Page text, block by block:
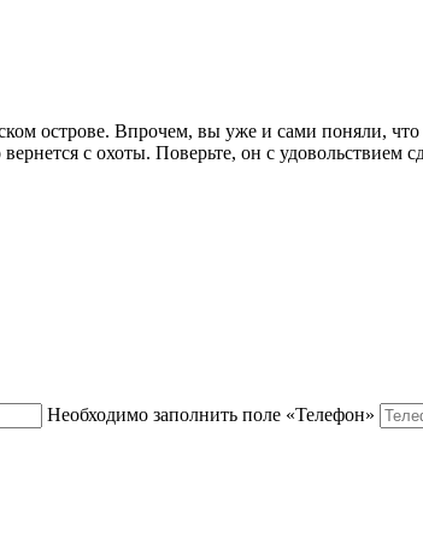
острове. Впрочем, вы уже и сами поняли,
с охоты. Поверьте, он с
Необходимо заполнить поле «Телефон»